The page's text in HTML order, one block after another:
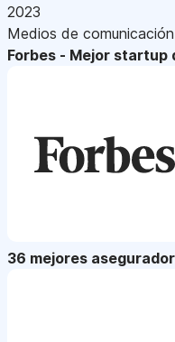
2023
Medios de comunicación
Forbes - Mejor startup
36 mejores